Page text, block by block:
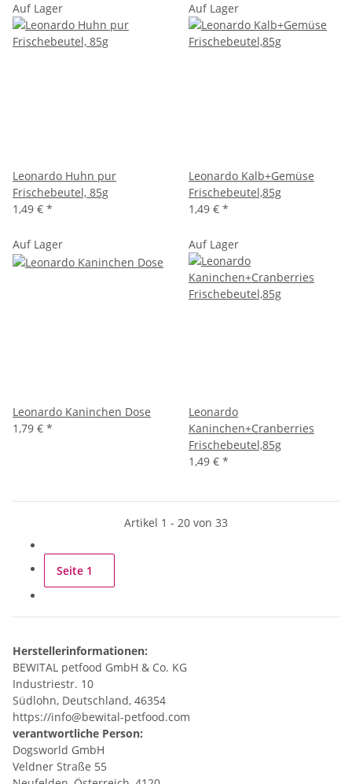
Auf Lager
Leonardo Huhn pur
Frischebeutel, 85g
1,49 € *
Auf Lager
Leonardo Kalb+Gemüse
Frischebeutel,85g
1,49 € *
Auf Lager
Leonardo Kaninchen Dose
1,79 € *
Auf Lager
Leonardo
Kaninchen+Cranberries
Frischebeutel,85g
1,49 € *
Artikel 1 - 20 von 33
Seite 1
Herstellerinformationen:
BEWITAL petfood GmbH & Co. KG
Industriestr. 10
Südlohn, Deutschland, 46354
https://info@bewital-petfood.com
verantwortliche Person:
Dogsworld GmbH
Veldner Straße 55